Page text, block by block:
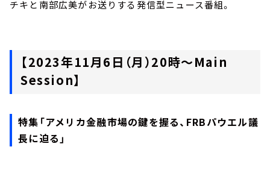
チキと南部広美がお送りする発信型ニュース番組。
【2023年11月6日（月）20時～Main
Session】
特集「アメリカ金融市場の鍵を握る、FRBパウエル議
長に迫る」